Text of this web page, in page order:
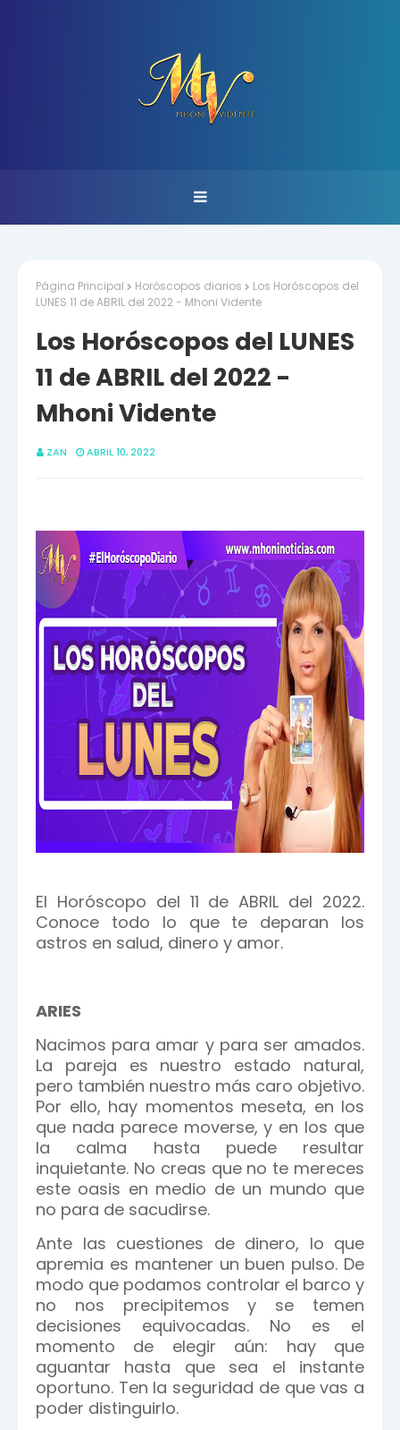
Página Principal Horóscopos diarios
Los Horóscopos del
LUNES 11 de ABRIL del 2022 - Mhoni Vidente
Los Horóscopos del LUNES
11 de ABRIL del 2022 -
Mhoni Vidente
ZAN ABRIL 10, 2022
El Horóscopo del 11 de ABRIL del 2022.
Conoce todo lo que te deparan los
astros en salud, dinero y amor.
ARIES
Nacimos para amar y para ser amados.
La pareja es nuestro estado natural,
pero también nuestro más caro objetivo.
Por ello, hay momentos meseta, en los
que nada parece moverse, y en los que
la calma hasta puede resultar
inquietante. No creas que no te mereces
este oasis en medio de un mundo que
no para de sacudirse.
Ante las cuestiones de dinero, lo que
apremia es mantener un buen pulso. De
modo que podamos controlar el barco y
no nos precipitemos y se temen
decisiones equivocadas. No es el
momento de elegir aún: hay que
aguantar hasta que sea el instante
oportuno. Ten la seguridad de que vas a
poder distinguirlo.